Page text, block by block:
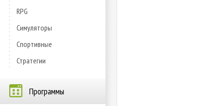
RPG
Симуляторы
Спортивные
Стратегии
Программы